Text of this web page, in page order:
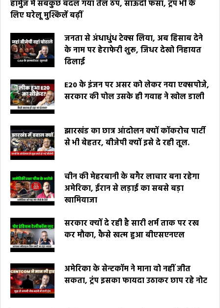
हार्मुज में सबकुछ बदल गया तेल ठप, साऊदी फंसा, ट्रंप भी के
लिए घरेलू मुश्किलें बढ़ीं
जनता से अंधाधुंध टेक्स लिया, अब हिसाब देने
के नाम पर हेराफेरी शुरू, जिधर देखो निहायत
ढिलाई
E20 के इंजन पर असर को लेकर नया एक्सपोजे,
सरकार की पोल उसके ही गवाह ने खोल डाली
झारखंड का छात्र आंदोलन क्यों कॉकरोच पार्टी
से भी बेहतर, बीजेपी क्यों इसे दे रही तूल.
चीन की मेहरबानी के बगैर लाचार बना रहेगा
अमेरिका, ईरान से लड़ाई का सबसे बड़ा
खामियाजा
सरकार क्यों दे रही है सारी शर्म ताक पर रख
कर मौका, कैसे खत्म हुआ बीएसएनएल
अमेरिका के सेन्टकॉम ने माना वो नहीं जीत
सकता, ट्रंप इसका फायदा उठाकर छाप रहे नोट